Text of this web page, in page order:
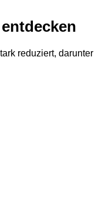
reduziert, darunter